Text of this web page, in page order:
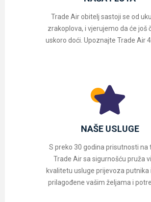
Trade Air obitelj sastoji se od
zrakoplova, i vjerujemo da će još
uskoro doći. Upoznajte Trade Air
NAŠE USLUGE
S preko 30 godina prisutnosti na
Trade Air sa sigurnošću pruža
kvalitetu usluge prijevoza putnika
prilagođene vašim željama i